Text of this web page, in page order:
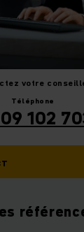
votre
Téléphone
102